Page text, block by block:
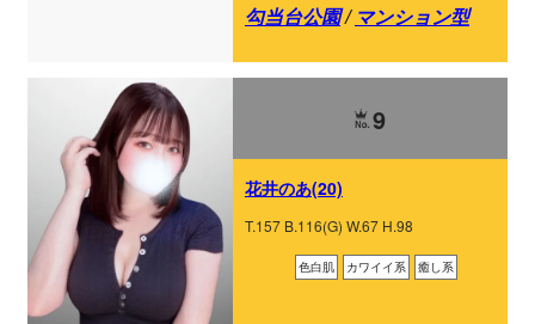
勾当台公園/ マンション型
9
花井のあ(20)
T.157 B.116(G) W.67 H.98
色白肌 カワイイ系 癒し系